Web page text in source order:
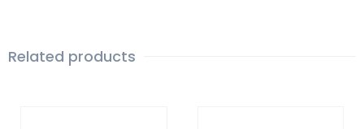
Related products